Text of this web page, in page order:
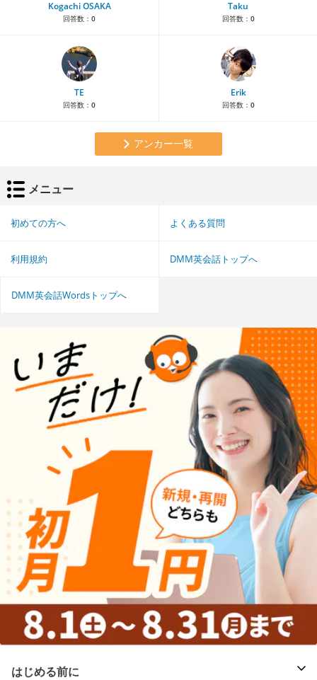
Kogachi OSAKA
回答数： 0
Taku
回答数： 0
TE
回答数： 0
Erik
回答数： 0
アンカー一覧
メニュー
初めての方へ よくある質問
利用規約 DMM英会話トップへ
DMM英会話Wordsトップへ
はじめる前に